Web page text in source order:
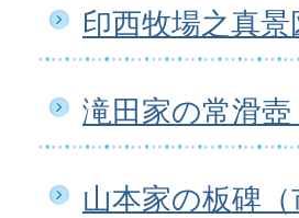
印西牧場之真
滝田家の常滑
山本家の板碑